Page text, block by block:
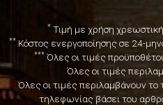
* Τιμή με χρήση
** Κόστος ενεργοποίησης σε 24-
*** Όλες οι τιμές
Όλες οι τιμές
Όλες οι τιμές περιλαμβάνουν
τηλεφωνίας βάσει του